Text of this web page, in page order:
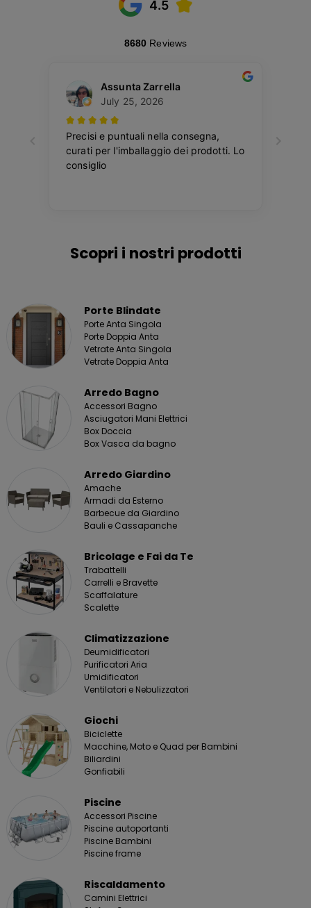
Scopri i nostri prodotti
Porte Blindate
Porte Anta Singola
Porte Doppia Anta
Vetrate Anta Singola
Vetrate Doppia Anta
Arredo Bagno
Accessori Bagno
Asciugatori Mani Elettrici
Box Doccia
Box Vasca da bagno
Arredo Giardino
Amache
Armadi da Esterno
Barbecue da Giardino
Bauli e Cassapanche
Bricolage e Fai da Te
Trabattelli
Carrelli e Bravette
Scaffalature
Scalette
Climatizzazione
Deumidificatori
Purificatori Aria
Umidificatori
Ventilatori e Nebulizzatori
Giochi
Biciclette
Macchine, Moto e Quad per Bambini
Biliardini
Gonfiabili
Piscine
Accessori Piscine
Piscine autoportanti
Piscine Bambini
Piscine frame
Riscaldamento
Camini Elettrici